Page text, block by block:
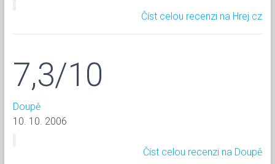
Číst celou recenzi na Hrej.cz
7,3/10
Doupě
10. 10. 2006
Číst celou recenzi na Doupě